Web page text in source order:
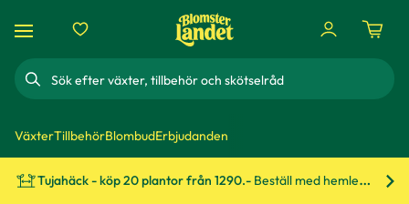
Sök
VäxterTillbehörBlombudErbjudanden
Tujahäck - köp 20 plantor från 1290.- Beställ med hemleverans!